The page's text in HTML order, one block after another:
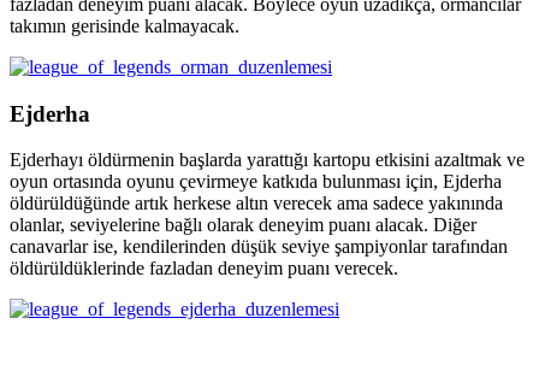
takımın gerisinde kalmayacak.
Ejderha
Ejderhayı öldürmenin başlarda yarattığı kartopu etkisini azaltmak ve
oyun ortasında oyunu çevirmeye katkıda bulunması için, Ejderha
öldürüldüğünde artık herkese altın verecek ama sadece yakınında
olanlar, seviyelerine bağlı olarak deneyim puanı alacak. Diğer
canavarlar ise, kendilerinden düşük seviye şampiyonlar tarafından
öldürüldüklerinde fazladan deneyim puanı verecek.